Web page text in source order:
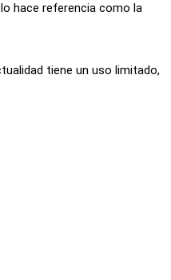
hace referencia como la
tiene un uso limitado,